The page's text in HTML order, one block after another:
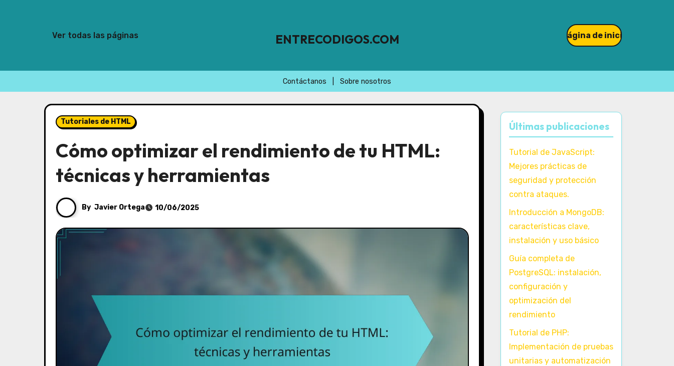
Ver todas las páginas ENTRECODIGOS.COM Página de inicio
Contáctanos Sobre nosotros
Tutoriales de HTML
Cómo optimizar el rendimiento de tu HTML:
técnicas y herramientas
By Javier Ortega 10/06/2025
Últimas publicaciones
Tutorial de JavaScript:
Mejores prácticas de
seguridad y protección
contra ataques.
Introducción a MongoDB:
características clave,
instalación y uso básico
Guía completa de
PostgreSQL: instalación,
configuración y
optimización del
rendimiento
Tutorial de PHP:
Implementación de pruebas
unitarias y automatización